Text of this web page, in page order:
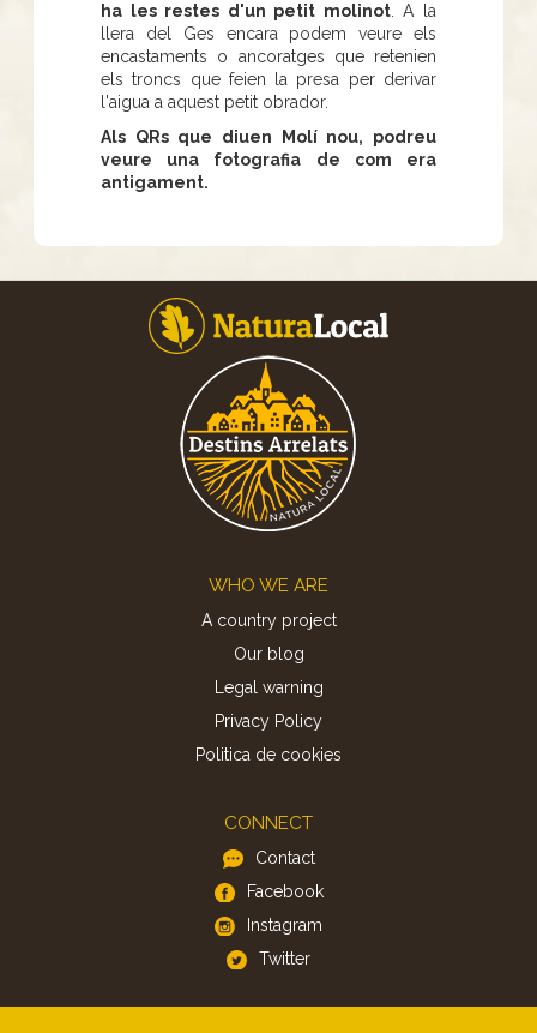
ha les restes d'un petit molinot. A la
llera del Ges encara podem veure els
encastaments o ancoratges que retenien
els troncs que feien la presa per derivar
l'aigua a aquest petit obrador.
Als QRs que diuen Molí nou, podreu
veure una fotografia de com era
antigament.
WHO WE ARE
A country project
Our blog
Legal warning
Privacy Policy
Politica de cookies
CONNECT
Contact
Facebook
Instagram
Twitter